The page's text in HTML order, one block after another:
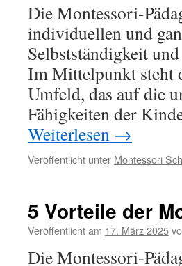
Die Montessori-
individuellen und
Selbstständigkeit
Im Mittelpunkt steht
Umfeld, das auf die
Fähigkeiten der
Weiterlesen →
Veröffentlicht unter Montessori
5 Vorteile der
Veröffentlicht am 17. März 2025
Die Montessori-